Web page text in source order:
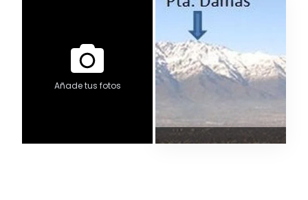
Añade tus fotos